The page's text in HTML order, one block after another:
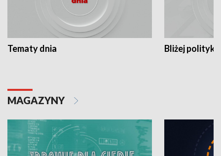
Tematy dnia Bliżej polityki
MAGAZYNY